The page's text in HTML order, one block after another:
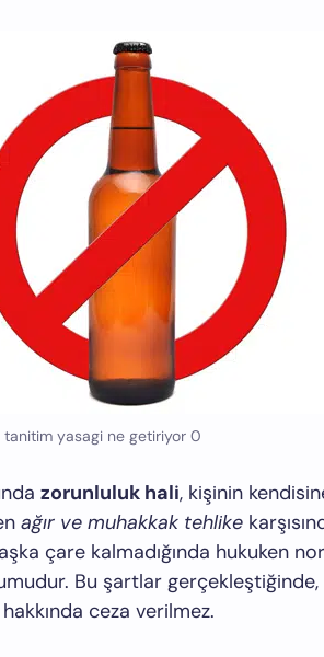
tanitim yasagi ne getiriyor 0
zorunluluk hali, kişinin
ağır ve muhakkak tehlike
çare kalmadığında hukuken
Bu şartlar
hakkında ceza verilmez.